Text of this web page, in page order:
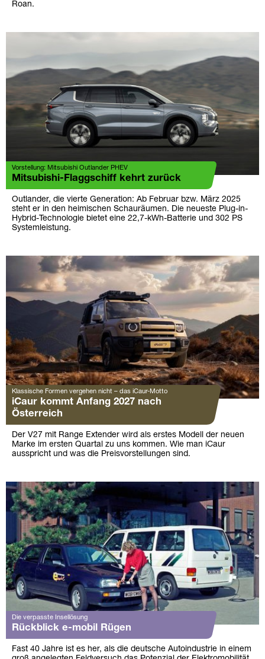
Roan.
Vorstellung: Mitsubishi Outlander PHEV
Mitsubishi-Flaggschiff kehrt zurück
Outlander, die vierte Generation: Ab Februar bzw. März 2025
steht er in den heimischen Schauräumen. Die neueste Plug-in-
Hybrid-Technologie bietet eine 22,7-kWh-Batterie und 302 PS
Systemleistung.
Klassische Formen vergehen nicht – das iCaur-Motto
iCaur kommt Anfang 2027 nach
Österreich
Der V27 mit Range Extender wird als erstes Modell der neuen
Marke im ersten Quartal zu uns kommen. Wie man iCaur
ausspricht und was die Preisvorstellungen sind.
Die verpasste Insellösung
Rückblick e-mobil Rügen
Fast 40 Jahre ist es her, als die deutsche Autoindustrie in einem